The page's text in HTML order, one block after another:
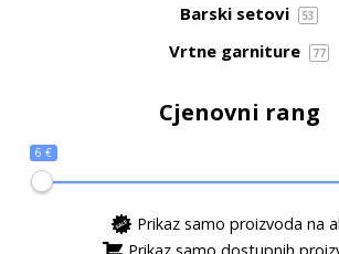
Barski setovi 53
Vrtne garniture 77
Cjenovni rang
6 €
Prikaz samo proizvoda na